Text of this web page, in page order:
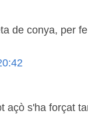
de conya, per
açò s'ha forçat